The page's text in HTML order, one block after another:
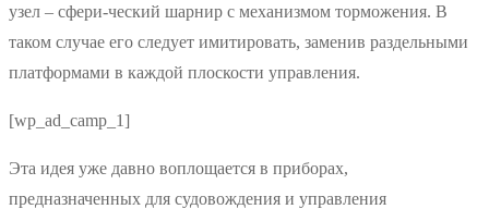
узел – сфери-ческий шарнир с механизмом торможения. В
таком случае его следует имитировать, заменив раздельными
платформами в каждой плоскости управления.
[wp_ad_camp_1]
Эта идея уже давно воплощается в приборах,
предназначенных для судовождения и управления